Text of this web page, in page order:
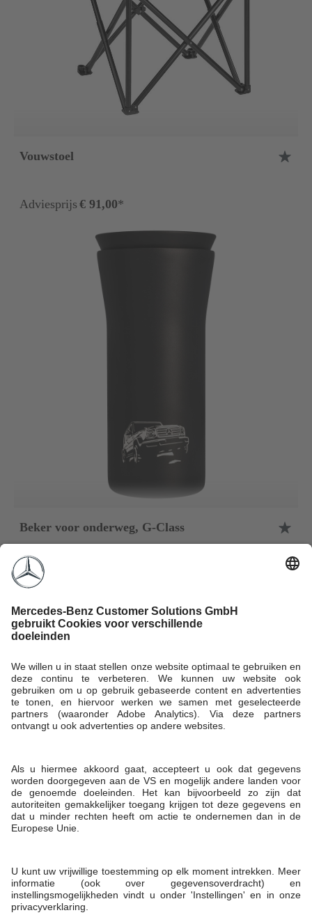
Vouwstoel
Adviesprijs € 91,00*
Beker voor onderweg, G-Class
Adviesprijs
Wat kunt u vinden in deze online productcatalogus?
De Mercedes-Benz online productcatalogus biedt u een volledig
artikelen. Hier vindt u gedetailleerde informatie over:Collection-
artikelenzoals kleding, modelauto’s of parfums.Accessoires
voor zelfmontage, bijvoorbeeld draagsystemen of vloermatten.
Montagerelevante accessoires, waarbij uw Mercedes-Benz
Alle producten op deze website zijn originele Mercedes-Benz
accessoires. Om de compatibiliteit met uw voertuig te
controleren, kunt u de Car Chooser gebruiken. Klik op
'Compatibiliteit controleren' en voer uw voertuigmodel of uw
Hoe kunt u producten uit de online productcatalogus kopen?
Producten kunnen niet direct via deze online catalogus worden
gekocht. Deze dient uitsluitend om een overzicht en informatie